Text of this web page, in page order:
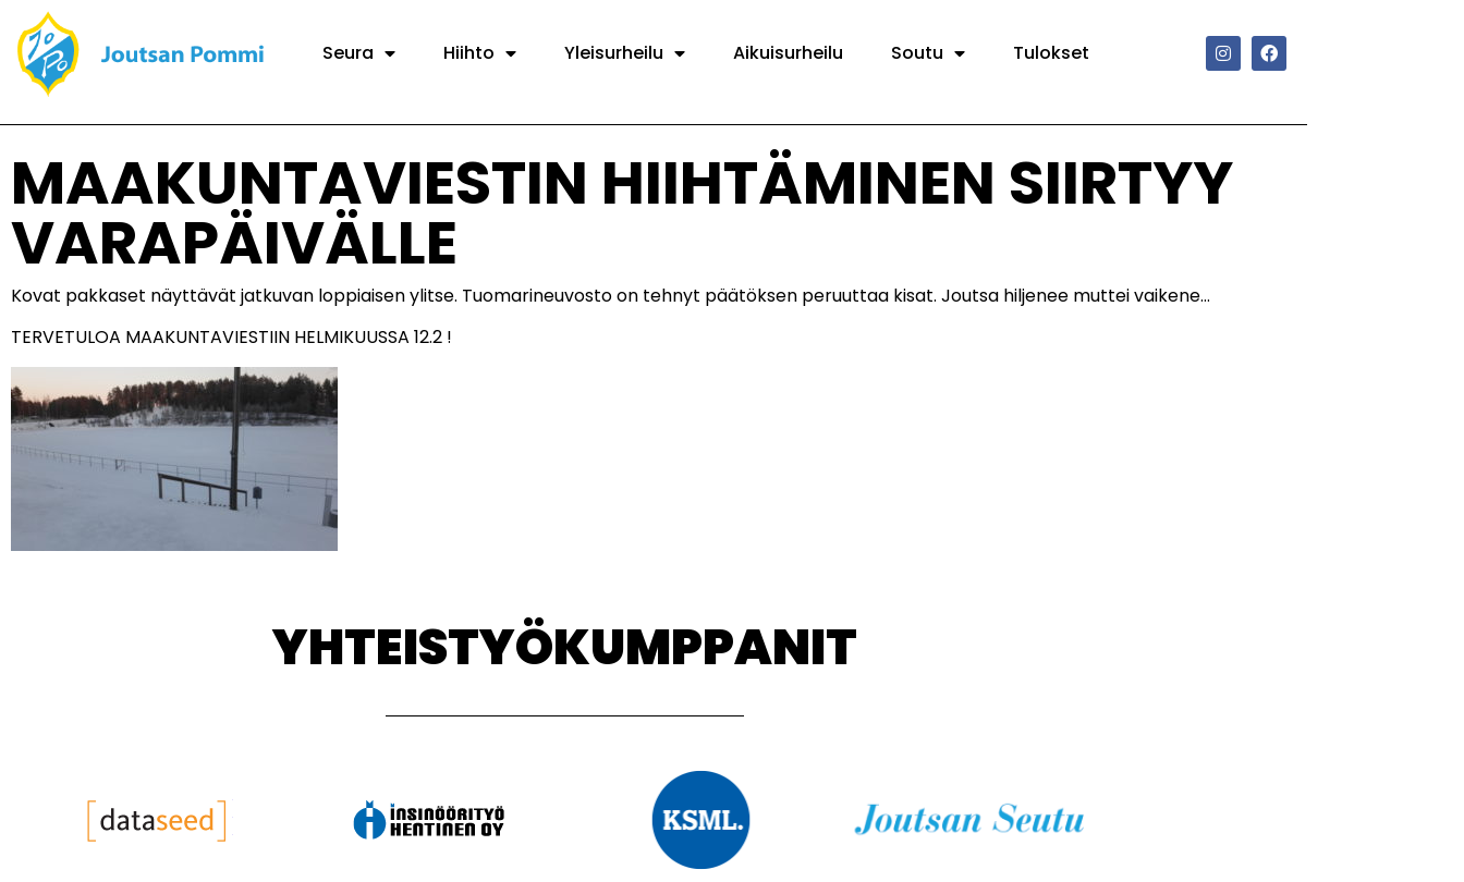
Seura Hiihto Yleisurheilu Aikuisurheilu Soutu Tulokset
MAAKUNTAVIESTIN HIIHTÄMINEN SIIRTYY
VARAPÄIVÄLLE
Kovat pakkaset näyttävät jatkuvan loppiaisen ylitse. Tuomarineuvosto on tehnyt päätöksen peruuttaa kisat. Joutsa hiljenee muttei vaikene…
TERVETULOA MAAKUNTAVIESTIIN HELMIKUUSSA 12.2 !
YHTEISTYÖKUMPPANIT